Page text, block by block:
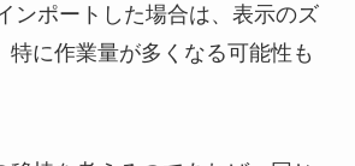
ンポートした場合は、表示のズ
特に作業量が多くなる可能性も